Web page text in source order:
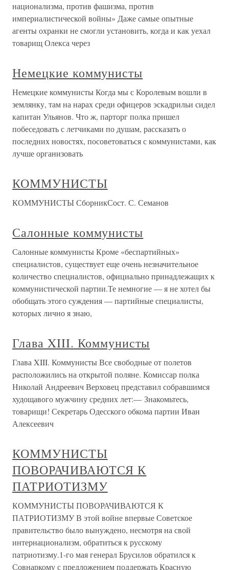
национализма, против фашизма, против
империалистической войны» Даже самые опытные
агенты охранки не смогли установить, когда и как уехал
товарищ Олекса через
Немецкие коммунисты
Немецкие коммунисты Когда мы с Королевым вошли в
землянку, там на нарах среди офицеров эскадрильи сидел
капитан Ульянов. Что ж, парторг полка пришел
побеседовать с летчиками по душам, рассказать о
последних новостях, посоветоваться с коммунистами, как
лучше организовать
КОММУНИСТЫ
КОММУНИСТЫ СборникСост. С. Семанов
Салонные коммунисты
Салонные коммунисты Кроме «беспартийных»
специалистов, существует еще очень незначительное
количество специалистов, официально принадлежащих к
коммунистической партии.Те немногие — я не хотел бы
обобщать этого суждения — партийные специалисты,
которых лично я знаю,
Глава XIII. Коммунисты
Глава XIII. Коммунисты Все свободные от полетов
расположились на открытой поляне. Комиссар полка
Николай Андреевич Верховец представил собравшимся
худощавого мужчину средних лет:— Знакомьтесь,
товарищи! Секретарь Одесского обкома партии Иван
Алексеевич
КОММУНИСТЫ
ПОВОРАЧИВАЮТСЯ К
ПАТРИОТИЗМУ
КОММУНИСТЫ ПОВОРАЧИВАЮТСЯ К
ПАТРИОТИЗМУ В этой войне впервые Советское
правительство было вынуждено, несмотря на свой
интернационализм, обратиться к русскому
патриотизму.1-го мая генерал Брусилов обратился к
Совнаркому с предложением поддержать Красную